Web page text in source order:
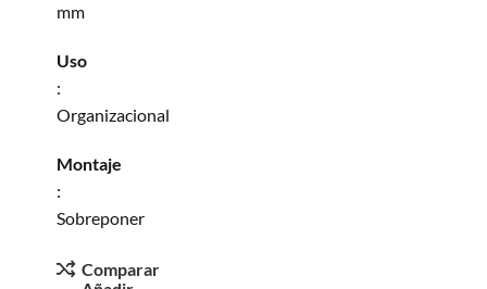
mm
Uso
:
Organizacional
Montaje
:
Sobreponer
Comparar